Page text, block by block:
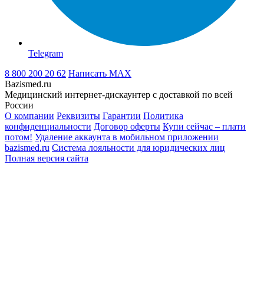
Telegram
8 800 200 20 62 Написать MAX
Bazismed.ru
Медицинский интернет-дискаунтер с доставкой по всей
России
О компании Реквизиты Гарантии Политика
конфиденциальности Договор оферты Купи сейчас – плати
потом! Удаление аккаунта в мобильном приложении
bazismed.ru Система лояльности для юридических лиц
Полная версия сайта